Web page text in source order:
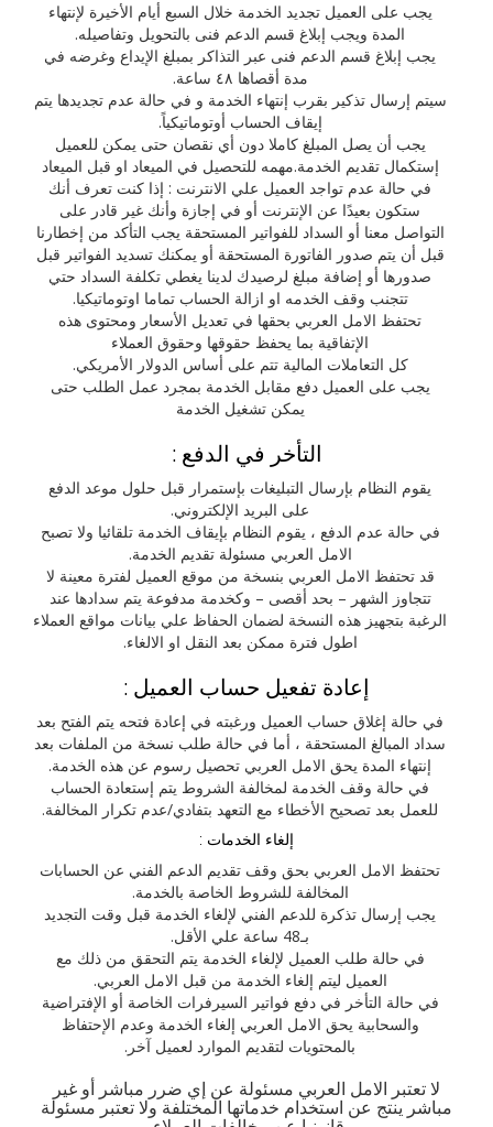
يجب على العميل تجديد الخدمة خلال السبع أيام الأخيرة لإنتهاء
المدة ويجب إبلاغ قسم الدعم فنى بالتحويل وتفاصيله.
يجب إبلاغ قسم الدعم فنى عبر التذاكر بمبلغ الإيداع وغرضه في
مدة أقصاها ٤٨ ساعة.
سيتم إرسال تذكير بقرب إنتهاء الخدمة و في حالة عدم تجديدها يتم
إيقاف الحساب أوتوماتيكياً.
يجب أن يصل المبلغ كاملا دون أي نقصان حتى يمكن للعميل
إستكمال تقديم الخدمة.مهمه للتحصيل في الميعاد او قبل الميعاد
في حالة عدم تواجد العميل علي الانترنت : إذا كنت تعرف أنك
ستكون بعيدًا عن الإنترنت أو في إجازة وأنك غير قادر على
التواصل معنا أو السداد للفواتير المستحقة يجب التأكد من إخطارنا
قبل أن يتم صدور الفاتورة المستحقة أو يمكنك تسديد الفواتير قبل
صدورها أو إضافة مبلغ لرصيدك لدينا يغطي تكلفة السداد حتي
تتجنب وقف الخدمه او ازالة الحساب تماما اوتوماتيكيا.
تحتفظ الامل العربي بحقها في تعديل الأسعار ومحتوى هذه
الإتفاقية بما يحفظ حقوقها وحقوق العملاء
كل التعاملات المالية تتم على أساس الدولار الأمريكي.
يجب على العميل دفع مقابل الخدمة بمجرد عمل الطلب حتى
يمكن تشغيل الخدمة
التأخر في الدفع :
يقوم النظام بإرسال التبليغات بإستمرار قبل حلول موعد الدفع
على البريد الإلكتروني.
في حالة عدم الدفع ، يقوم النظام بإيقاف الخدمة تلقائيا ولا تصبح
الامل العربي مسئولة تقديم الخدمة.
قد تحتفظ الامل العربي بنسخة من موقع العميل لفترة معينة لا
تتجاوز الشهر – بحد أقصى – وكخدمة مدفوعة يتم سدادها عند
الرغبة بتجهيز هذه النسخة لضمان الحفاظ علي بيانات مواقع العملاء
اطول فترة ممكن بعد النقل او الالغاء.
إعادة تفعيل حساب العميل :
في حالة إغلاق حساب العميل ورغبته في إعادة فتحه يتم الفتح بعد
سداد المبالغ المستحقة ، أما في حالة طلب نسخة من الملفات بعد
إنتهاء المدة يحق الامل العربي تحصيل رسوم عن هذه الخدمة.
في حالة وقف الخدمة لمخالفة الشروط يتم إستعادة الحساب
للعمل بعد تصحيح الأخطاء مع التعهد بتفادي/عدم تكرار المخالفة.
إلغاء الخدمات :
تحتفظ الامل العربي بحق وقف تقديم الدعم الفني عن الحسابات
المخالفة للشروط الخاصة بالخدمة.
يجب إرسال تذكرة للدعم الفني لإلغاء الخدمة قبل وقت التجديد
بـ48 ساعة علي الأقل.
في حالة طلب العميل لإلغاء الخدمة يتم التحقق من ذلك مع
العميل ليتم إلغاء الخدمة من قبل الامل العربي.
في حالة التأخر في دفع فواتير السيرفرات الخاصة أو الإفتراضية
والسحابية يحق الامل العربي إلغاء الخدمة وعدم الإحتفاظ
بالمحتويات لتقديم الموارد لعميل آخر.
لا تعتبر الامل العربي مسئولة عن إي ضرر مباشر أو غير
مباشر ينتج عن استخدام خدماتها المختلفة ولا تعتبر مسئولة